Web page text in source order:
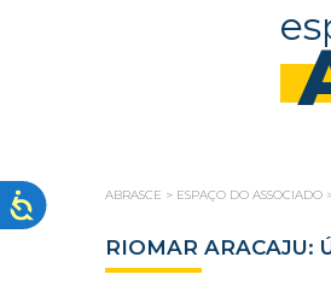
ABRASCE > ESPAÇO DO ASSOCIADO
RIOMAR ARACAJU: